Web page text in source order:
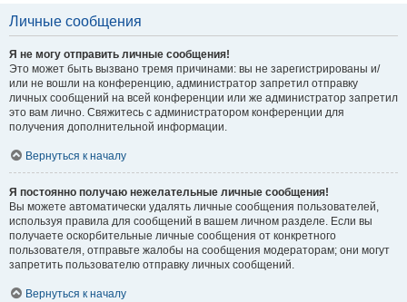
Личные сообщения
Я не могу отправить личные сообщения!
Это может быть вызвано тремя причинами: вы не зарегистрированы и/
или не вошли на конференцию, администратор запретил отправку
личных сообщений на всей конференции или же администратор запретил
это вам лично. Свяжитесь с администратором конференции для
получения дополнительной информации.
Вернуться к началу
Я постоянно получаю нежелательные личные сообщения!
Вы можете автоматически удалять личные сообщения пользователей,
используя правила для сообщений в вашем личном разделе. Если вы
получаете оскорбительные личные сообщения от конкретного
пользователя, отправьте жалобы на сообщения модераторам; они могут
запретить пользователю отправку личных сообщений.
Вернуться к началу